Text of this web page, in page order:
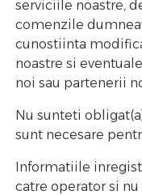
serviciile noastre,
comenzile
cunostiinta
noastre si
noi sau partenerii
Nu sunteti
sunt necesare
Informatiile
catre operator si